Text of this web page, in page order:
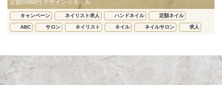
定額5980円 デザイン☆ネイル
キャンペーン ネイリスト求人 ハンドネイル 定額ネイル
ABC サロン ネイリスト ネイル ネイルサロン 求人